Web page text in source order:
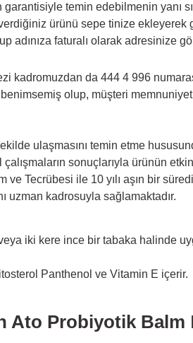
temin edebilmenin yanı
ürünü sepe tinize
adınıza faturalı olarak adresinize
kadromuzdan da 444 4 996
olup, müşteri
ulaşmasını temin etme
sonuçlarıyla ürünün
ve Tecrübesi ile 10 yılı aşın bir
uzman kadrosuyla sağlamaktadır.
iki kere ince bir tabaka halinde
Panthenol ve Vitamin E içerir.
Ato Probiyotik Balm